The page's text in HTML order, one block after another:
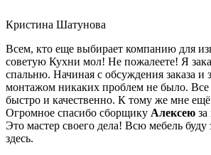
Кристина Шатунова
Всем, кто еще выбирает компанию для
советую Кухни мол! Не пожалеете! Я
спальню. Начиная с обсуждения заказа и
монтажом никаких проблем не было. Все
быстро и качественно. К тому же мне
Огромное спасибо сборщику Алексею
Это мастер своего дела! Всю мебель буду
здесь.